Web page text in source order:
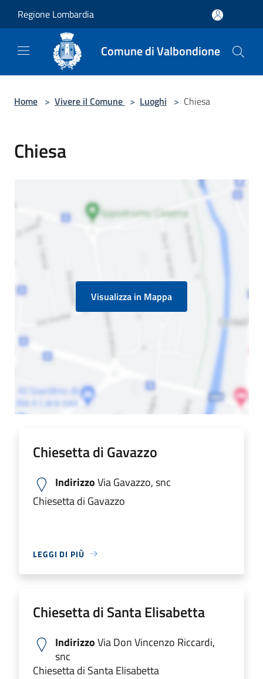
Regione Lombardia
Comune di Valbondione
Home > Vivere il Comune > Luoghi > Chiesa
Chiesa
Visualizza in Mappa
Chiesetta di Gavazzo
IndirizzoVia Gavazzo, snc
Chiesetta di Gavazzo
LEGGI DI PIÙ
Chiesetta di Santa Elisabetta
IndirizzoVia Don Vincenzo Riccardi,
snc
Chiesetta di Santa Elisabetta